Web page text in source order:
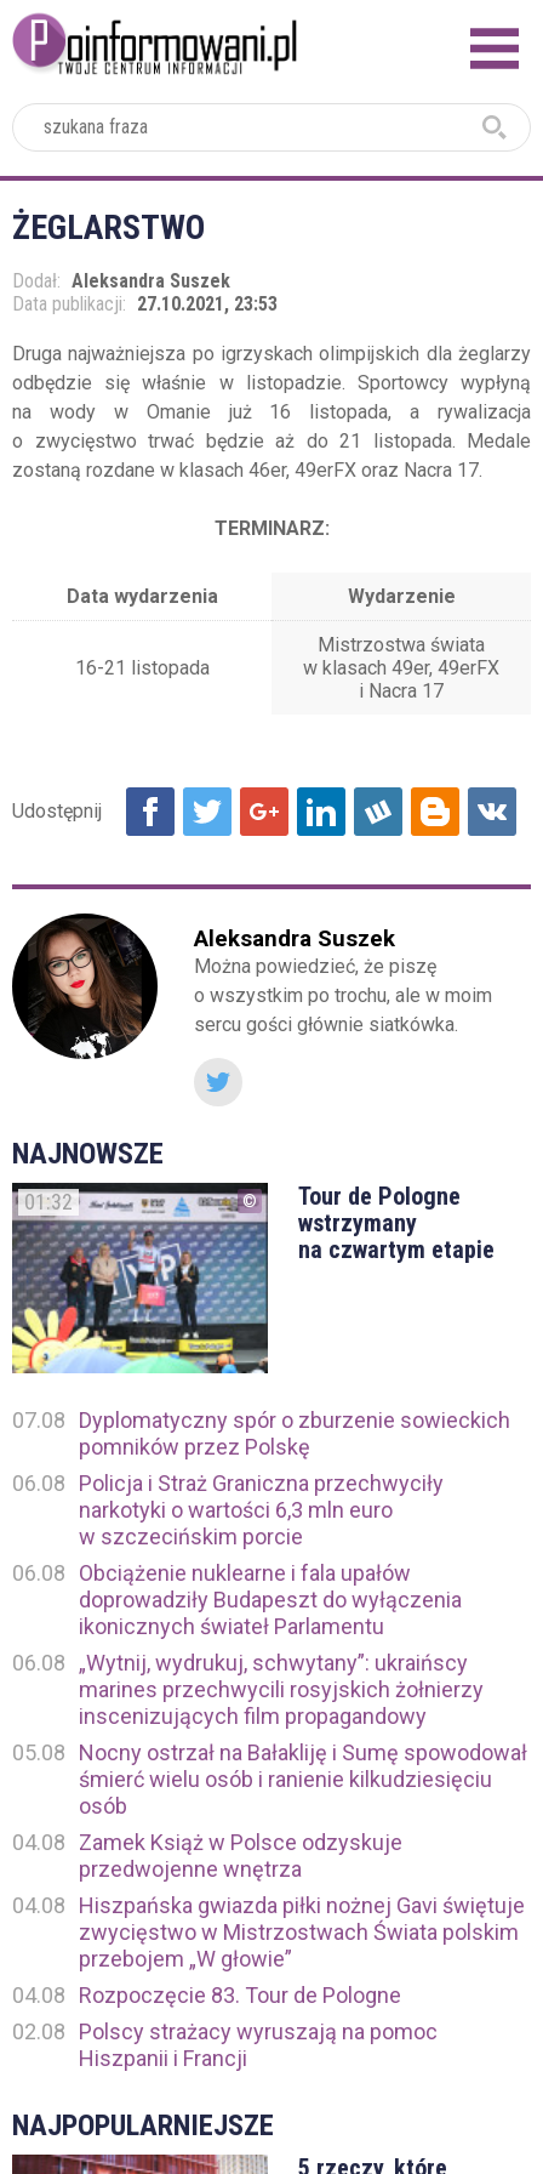
ŻEGLARSTWO
Dodał: Aleksandra Suszek
Data publikacji: 27.10.2021, 23:53
Druga najważniejsza po igrzyskach olimpijskich dla żeglarzy
odbędzie się właśnie w listopadzie. Sportowcy wypłyną
na wody w Omanie już 16 listopada, a rywalizacja
o zwycięstwo trwać będzie aż do 21 listopada. Medale
zostaną rozdane w klasach 46er, 49erFX oraz Nacra 17.
TERMINARZ:
Data wydarzenia Wydarzenie
16-21 listopada
Mistrzostwa świata
w klasach 49er, 49erFX
i Nacra 17
Aleksandra Suszek
Można powiedzieć, że piszę
o wszystkim po trochu, ale w moim
sercu gości głównie siatkówka.
NAJNOWSZE
01:32
Tour de Pologne
wstrzymany
na czwartym etapie
07.08
Dyplomatyczny spór o zburzenie sowieckich
pomników przez Polskę
06.08
Policja i Straż Graniczna przechwyciły
narkotyki o wartości 6,3 mln euro
w szczecińskim porcie
06.08
Obciążenie nuklearne i fala upałów
doprowadziły Budapeszt do wyłączenia
ikonicznych świateł Parlamentu
06.08
„Wytnij, wydrukuj, schwytany”: ukraińscy
marines przechwycili rosyjskich żołnierzy
inscenizujących film propagandowy
05.08
Nocny ostrzał na Bałakliję i Sumę spowodował
śmierć wielu osób i ranienie kilkudziesięciu
osób
04.08
Zamek Książ w Polsce odzyskuje
przedwojenne wnętrza
04.08
Hiszpańska gwiazda piłki nożnej Gavi świętuje
zwycięstwo w Mistrzostwach Świata polskim
przebojem „W głowie”
04.08
Rozpoczęcie 83. Tour de Pologne
02.08
Polscy strażacy wyruszają na pomoc
Hiszpanii i Francji
NAJPOPULARNIEJSZE
5 rzeczy, które